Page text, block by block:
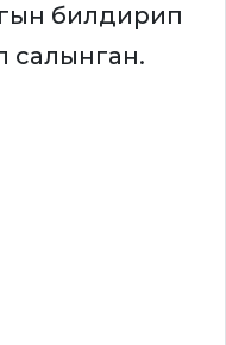
билдирип
салынган.